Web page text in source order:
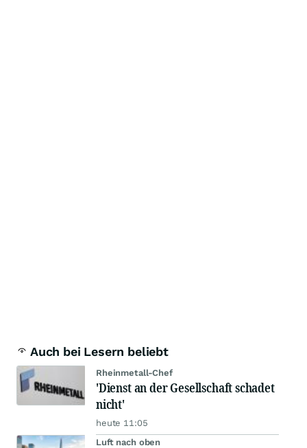
Auch bei Lesern beliebt
Rheinmetall-Chef
'Dienst an der Gesellschaft schadet
nicht'
heute 11:05
Luft nach oben